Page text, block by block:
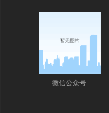
微信公众号